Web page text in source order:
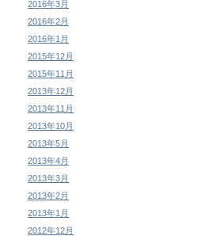
2016年3月
2016年2月
2016年1月
2015年12月
2015年11月
2013年12月
2013年11月
2013年10月
2013年5月
2013年4月
2013年3月
2013年2月
2013年1月
2012年12月